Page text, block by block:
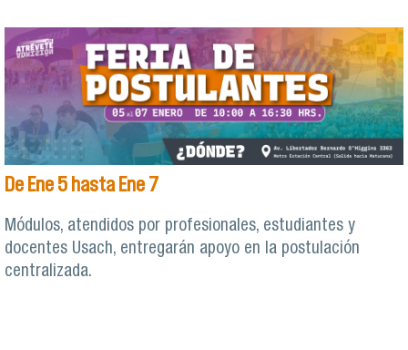
DeEne5hastaEne7
Módulos, atendidos por profesionales, estudiantes y
docentes Usach, entregarán apoyo en la postulación
centralizada.